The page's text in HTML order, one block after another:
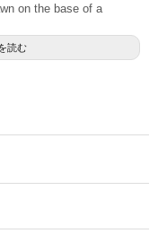
on the base of a
読む